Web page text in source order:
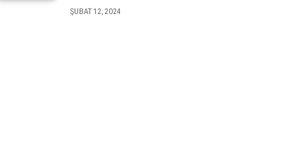
ŞUBAT 12, 2024